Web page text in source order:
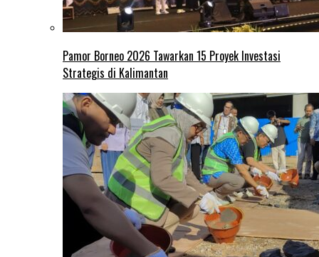
Pamor Borneo 2026 Tawarkan 15 Proyek Investasi
Strategis di Kalimantan